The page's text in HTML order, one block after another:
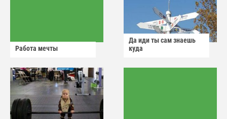
Работа мечты
Да иди ты сам знаешь
куда